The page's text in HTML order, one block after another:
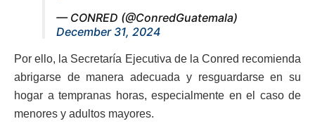
— CONRED (@ConredGuatemala)
December 31, 2024
Por ello, la Secretaría Ejecutiva de la Conred recomienda
abrigarse de manera adecuada y resguardarse en su
hogar a tempranas horas, especialmente en el caso de
menores y adultos mayores.